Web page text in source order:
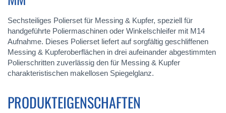
Sechsteiliges Polierset für Messing & Kupfer, speziell für
handgeführte Poliermaschinen oder Winkelschleifer mit M14
Aufnahme. Dieses Polierset liefert auf sorgfältig geschliffenen
Messing & Kupferoberflächen in drei aufeinander abgestimmten
Polierschritten zuverlässig den für Messing & Kupfer
charakteristischen makellosen Spiegelglanz.
PRODUKTEIGENSCHAFTEN